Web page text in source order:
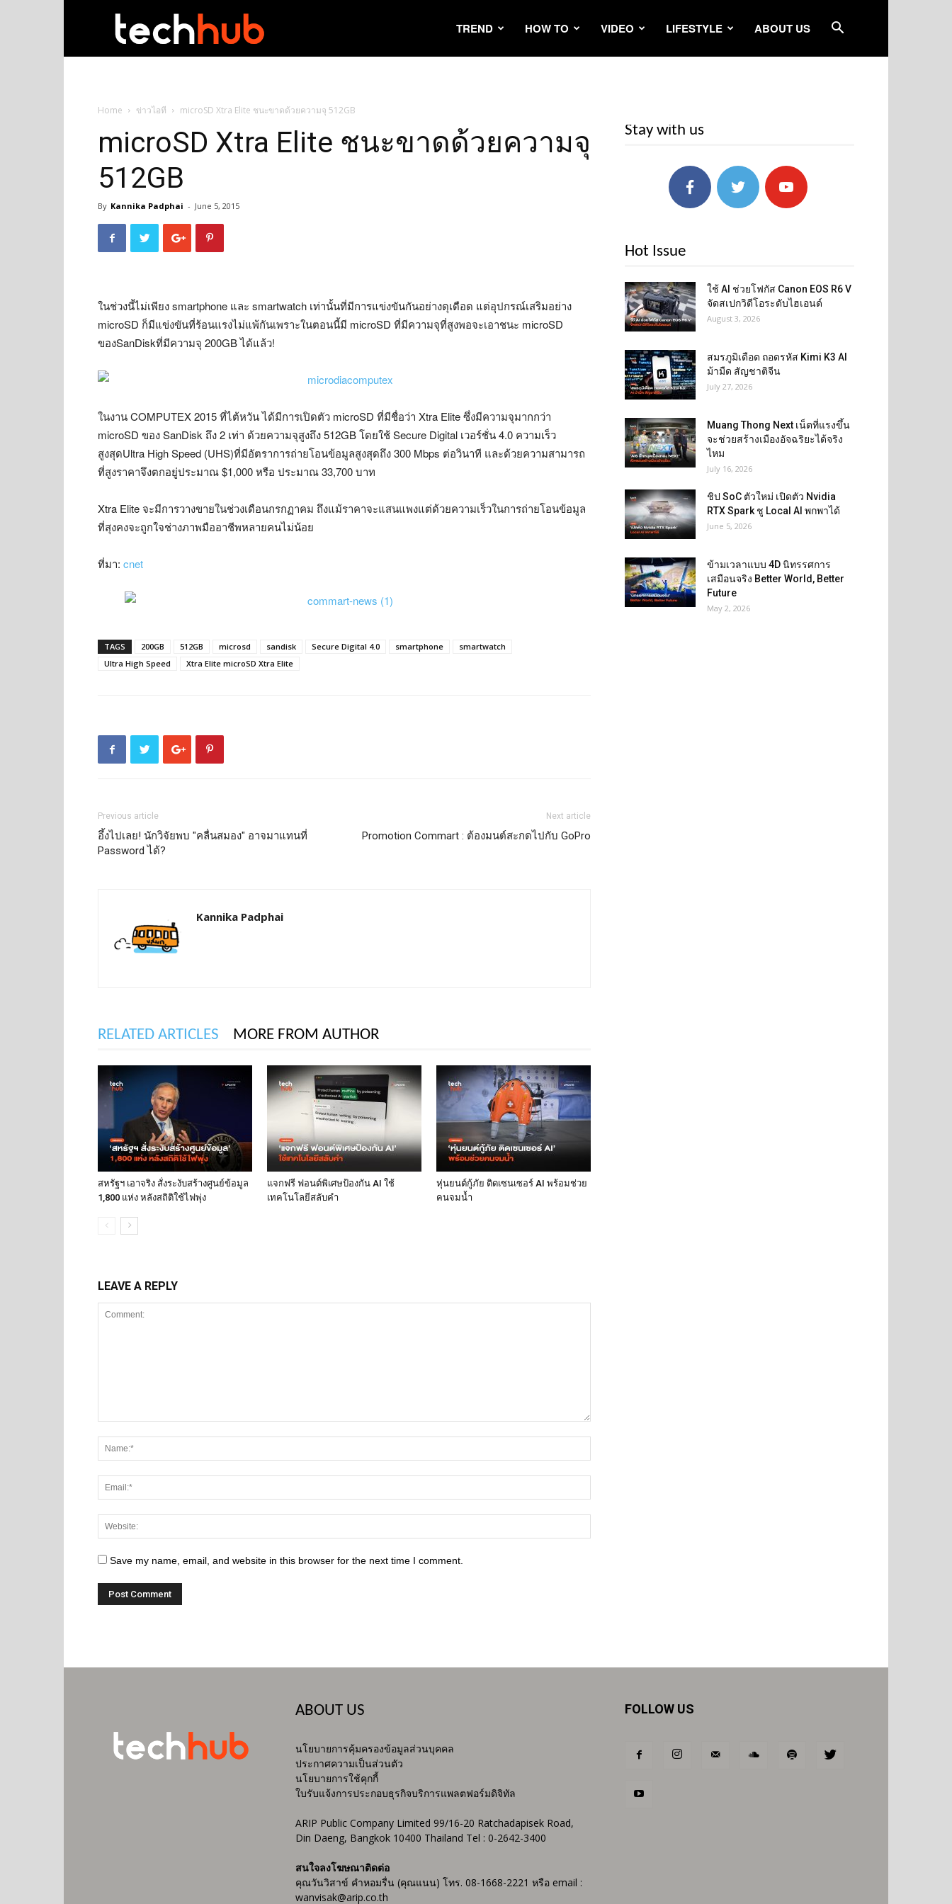
TREND HOW TO VIDEO LIFESTYLE ABOUT US
Home ข่าวไอที microSD Xtra Elite ชนะขาดด้วยความจุ 512GB
microSD Xtra Elite ชนะขาดด้วยความจุ
512GB
By Kannika Padphai - June 5, 2015
ในช่วงนี้ไม่เพียง smartphone และ smartwatch เท่านั้นที่มีการแข่งขันกันอย่างดุเดือด แต่อุปกรณ์เสริมอย่าง
microSD ก็มีแข่งขันที่ร้อนแรงไม่แพ้กันเพราะในตอนนี้มี microSD ที่มีความจุที่สูงพอจะเอาชนะ microSD
ของSanDiskที่มีความจุ 200GB ได้แล้ว!
ในงาน COMPUTEX 2015 ที่ไต้หวัน ได้มีการเปิดตัว microSD ที่มีชื่อว่า Xtra Elite ซึ่งมีความจุมากกว่า
microSD ของ SanDisk ถึง 2 เท่า ด้วยความจุสูงถึง 512GB โดยใช้ Secure Digital เวอร์ชั่น 4.0 ความเร็ว
สูงสุดUltra High Speed (UHS)ที่มีอัตราการถ่ายโอนข้อมูลสูงสุดถึง 300 Mbps ต่อวินาที และด้วยความสามารถ
ที่สูงราคาจึงตกอยู่ประมาณ $1,000 หรือ ประมาณ 33,700 บาท
Xtra Elite จะมีการวางขายในช่วงเดือนกรกฏาคม ถึงแม้ราคาจะแสนแพงแต่ด้วยความเร็วในการถ่ายโอนข้อมูล
ที่สุงคงจะถูกใจช่างภาพมืออาชีพหลายคนไม่น้อย
ที่มา: cnet
TAGS 200GB 512GB microsd sandisk Secure Digital 4.0 smartphone
smartwatch
Ultra High Speed
Xtra Elite microSD Xtra Elite
Previous article
อึ้งไปเลย! นักวิจัยพบ "คลื่นสมอง" อาจมาแทนที่
Password ได้?
Next article
Promotion Commart : ต้องมนต์สะกดไปกับ GoPro
Kannika Padphai
RELATED ARTICLES MORE FROM AUTHOR
สหรัฐฯ เอาจริง สั่งระงับสร้างศูนย์ข้อมูล
1,800 แห่ง หลังสถิติใช้ไฟพุ่ง
แจกฟรี ฟอนต์พิเศษป้องกัน AI ใช้
เทคโนโลยีสลับคำ
หุ่นยนต์กู้ภัย ติดเซนเซอร์ AI พร้อมช่วย
คนจมน้ำ
LEAVE A REPLY
Save my name, email, and website in this browser for the next time I comment.
Stay with us
Hot Issue
ใช้ AI ช่วยโฟกัส Canon EOS R6 V
จัดสเปกวิดีโอระดับไฮเอนด์
August 3, 2026
สมรภูมิเดือด ถอดรหัส Kimi K3 AI
ม้ามืด สัญชาติจีน
July 27, 2026
Muang Thong Next เน็ตที่แรงขึ้น
จะช่วยสร้างเมืองอัจฉริยะได้จริง
ไหม
July 16, 2026
ชิป SoC ตัวใหม่ เปิดตัว Nvidia
RTX Spark ชู Local AI พกพาได้
June 5, 2026
ข้ามเวลาแบบ 4D นิทรรศการ
เสมือนจริง Better World, Better
Future
May 2, 2026
ABOUT US
นโยบายการคุ้มครองข้อมูลส่วนบุคคล
ประกาศความเป็นส่วนตัว
นโยบายการใช้คุกกี้
ใบรับแจ้งการประกอบธุรกิจบริการแพลตฟอร์มดิจิทัล
ARIP Public Company Limited 99/16-20 Ratchadapisek Road,
Din Daeng, Bangkok 10400 Thailand Tel : 0-2642-3400
สนใจลงโฆษณาติดต่อ
คุณวันวิสาข์ คำหอมรื่น (คุณแนน) โทร. 08-1668-2221 หรือ email :
wanvisak@arip.co.th
FOLLOW US